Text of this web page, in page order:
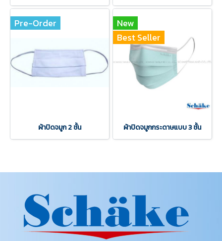
Pre-Order
ผ้าปิดจมูก 2 ชั้น
New
Best Seller
ผ้าปิดจมูกกระดาษแบบ 3 ชั้น